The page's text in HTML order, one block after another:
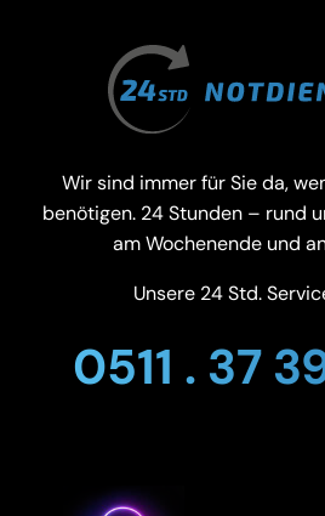
Wir sind immer für Sie da,
benötigen. 24 Stunden – rund
am Wochenende und
Unsere 24 Std.
0511 . 37